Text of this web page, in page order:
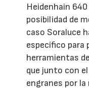
Heidenhain
posibilidad de
caso Soraluce
específico para
herramientas
que junto con
engranes por